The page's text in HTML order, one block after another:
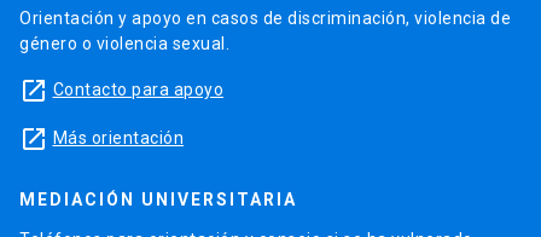
Orientación y apoyo en casos de discriminación, violencia de
género o violencia sexual.
launch Contacto para apoyo
launch Más orientación
MEDIACIÓN UNIVERSITARIA